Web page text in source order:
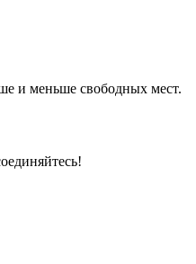
и меньше свободных мест.